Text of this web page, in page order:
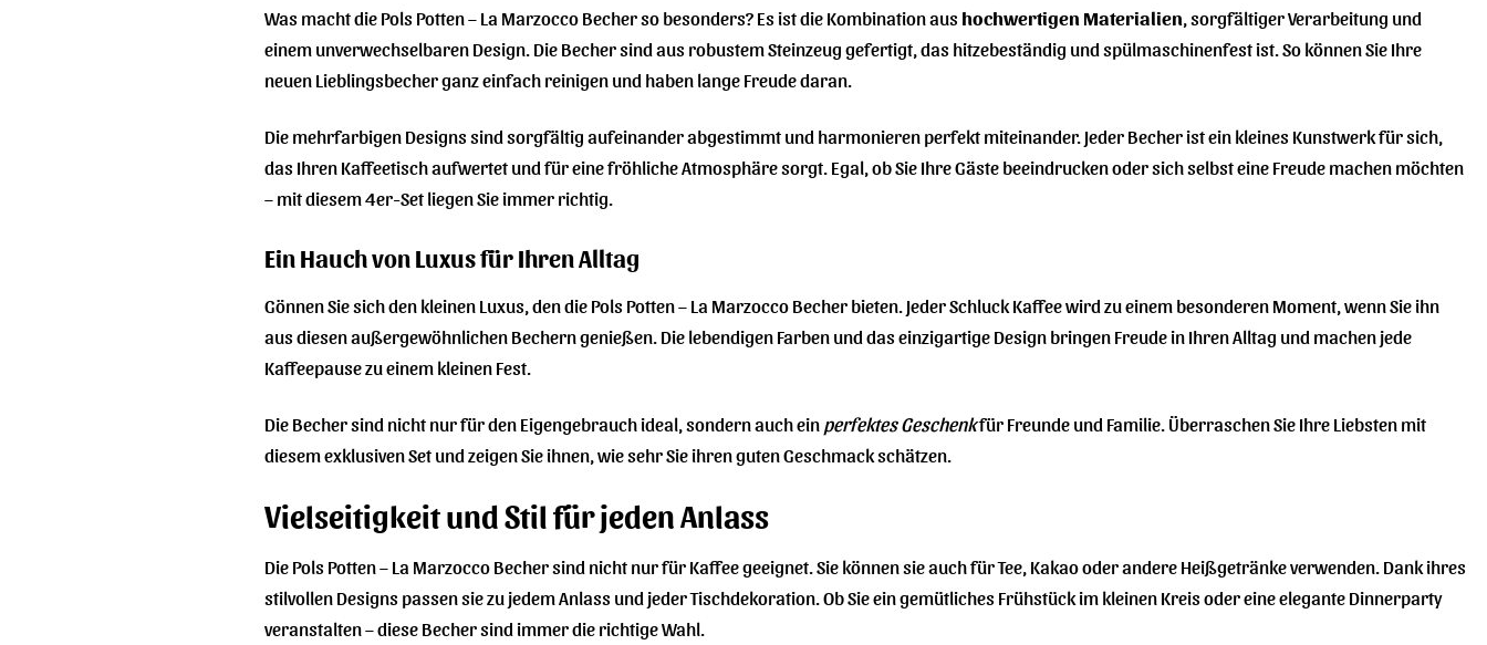
Was macht die Pols Potten – La Marzocco Becher so besonders? Es ist die Kombination aus hochwertigen Materialien , sorgfältiger Verarbeitung und
einem unverwechselbaren Design. Die Becher sind aus robustem Steinzeug gefertigt, das hitzebeständig und spülmaschinenfest ist. So können Sie Ihre
neuen Lieblingsbecher ganz einfach reinigen und haben lange Freude daran.
Die mehrfarbigen Designs sind sorgfältig aufeinander abgestimmt und harmonieren perfekt miteinander. Jeder Becher ist ein kleines Kunstwerk für sich,
das Ihren Kaffeetisch aufwertet und für eine fröhliche Atmosphäre sorgt. Egal, ob Sie Ihre Gäste beeindrucken oder sich selbst eine Freude machen möchten
– mit diesem 4er-Set liegen Sie immer richtig.
Ein Hauch von Luxus für Ihren Alltag
Gönnen Sie sich den kleinen Luxus, den die Pols Potten – La Marzocco Becher bieten. Jeder Schluck Kaffee wird zu einem besonderen Moment, wenn Sie ihn
aus diesen außergewöhnlichen Bechern genießen. Die lebendigen Farben und das einzigartige Design bringen Freude in Ihren Alltag und machen jede
Kaffeepause zu einem kleinen Fest.
Die Becher sind nicht nur für den Eigengebrauch ideal, sondern auch einperfektes Geschenkfür Freunde und Familie. Überraschen Sie Ihre Liebsten mit
diesem exklusiven Set und zeigen Sie ihnen, wie sehr Sie ihren guten Geschmack schätzen.
Vielseitigkeit und Stil für jeden Anlass
Die Pols Potten – La Marzocco Becher sind nicht nur für Kaffee geeignet. Sie können sie auch für Tee, Kakao oder andere Heißgetränke verwenden. Dank ihres
stilvollen Designs passen sie zu jedem Anlass und jeder Tischdekoration. Ob Sie ein gemütliches Frühstück im kleinen Kreis oder eine elegante Dinnerparty
veranstalten – diese Becher sind immer die richtige Wahl.